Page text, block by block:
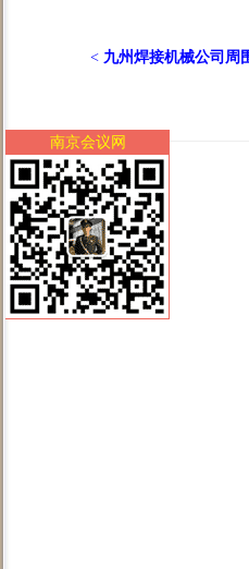
< 九州焊接机械公司周
南京会议网